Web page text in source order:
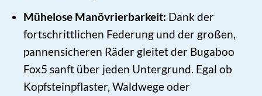
Mühelose Manövrierbarkeit: Dank der
fortschrittlichen Federung und der großen,
pannensicheren Räder gleitet der Bugaboo
Fox5 sanft über jeden Untergrund. Egal ob
Kopfsteinpflaster, Waldwege oder